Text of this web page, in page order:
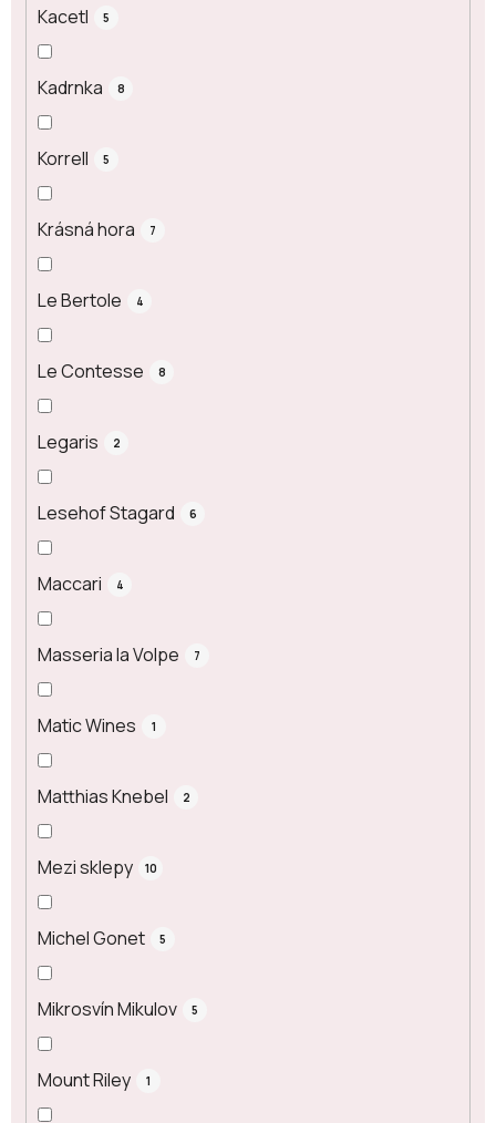
Kacetl 5
Kadrnka 8
Korrell 5
Krásná hora 7
Le Bertole 4
Le Contesse 8
Legaris 2
Lesehof Stagard 6
Maccari 4
Masseria la Volpe 7
Matic Wines 1
Matthias Knebel 2
Mezi sklepy 10
Michel Gonet 5
Mikrosvín Mikulov 5
Mount Riley 1